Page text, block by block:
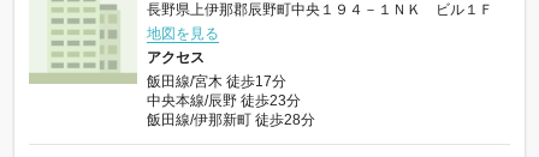
長野県上伊那郡辰野町中央１９４－１ＮＫ ビル１Ｆ
地図を見る
アクセス
飯田線/宮木 徒歩17分
中央本線/辰野 徒歩23分
飯田線/伊那新町 徒歩28分